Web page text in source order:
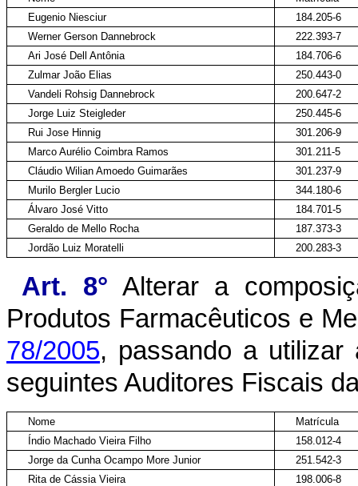
Eugenio Niesciur
184.205-6
Werner Gerson Dannebrock
222.393-7
Ari José Dell Antônia
184.706-6
Zulmar João Elias
250.443-0
Vandeli Rohsig Dannebrock
200.647-2
Jorge Luiz Steigleder
250.445-6
Rui Jose Hinnig
301.206-9
Marco Aurélio Coimbra Ramos
301.211-5
Cláudio Wilian Amoedo Guimarães
301.237-9
Murilo Bergler Lucio
344.180-6
Álvaro José Vitto
184.701-5
Geraldo de Mello Rocha
187.373-3
Jordão Luiz Moratelli
200.283-3
Art. 8° Alterar a
Produtos Farmacêuticos e
78/2005, passando a utilizar
seguintes Auditores Fiscais
Nome
Matrícula
Índio Machado Vieira Filho
158.012-4
Jorge da Cunha Ocampo More Junior
251.542-3
Rita de Cássia Vieira
198.006-8